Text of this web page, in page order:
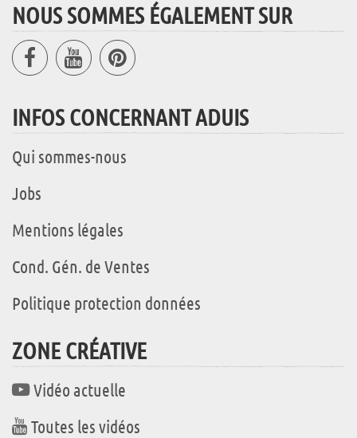
NOUS SOMMES ÉGALEMENT SUR
INFOS CONCERNANT ADUIS
Qui sommes-nous
Jobs
Mentions légales
Cond. Gén. de Ventes
Politique protection données
ZONE CRÉATIVE
Vidéo actuelle
Toutes les vidéos